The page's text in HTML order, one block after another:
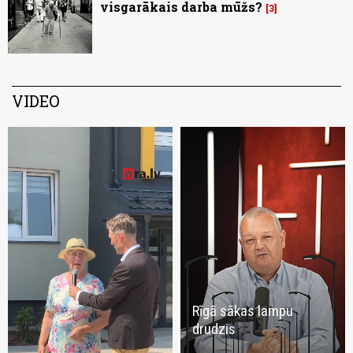
visgarākais darba mūžs? 3
VIDEO
Rīgā sākas lampu
drudzis